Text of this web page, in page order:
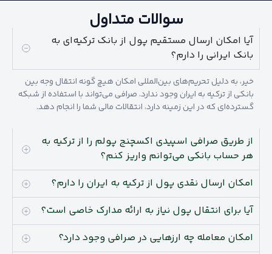
سوالات متداول
آیا امکان ارسال مستقیم پول از بانک ترکیه‌ای به
بانک ایرانی را دارم؟
خیر، به دلیل تحریم‌های بین‌المللی امکان هیچ گونه انتقال وجه بین
بانکی از ترکیه به ایران وجود ندارد. صرافی می‌تواند با استفاده از شبکه
گسترده‌ای که در این زمینه دارد، انتقالات مالی شما را انجام دهد.
از طریق صرافی اسپیدی اکسچنج پولم را از ترکیه به
هر حساب بانکی می‌توانم واریز کنم؟
امکان ارسال نقدی پول از ترکیه به ایران را دارم؟
آیا برای انتقال پول نیاز به ارائه مدارک خاصی است؟
امکان معامله چه ارزهایی در صرافی وجود دارد؟